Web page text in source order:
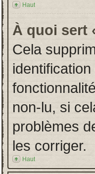
Haut
À quoi sert
Cela
non-lu, si
problèmes
les corriger.
Haut